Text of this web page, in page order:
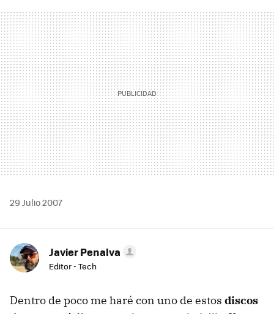
MAIL
29 Julio 2007
Javier Penalva
Editor - Tech
Dentro de poco me haré con uno de estos discos